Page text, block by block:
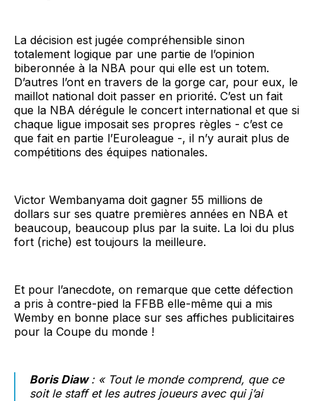
La décision est jugée compréhensible sinon
totalement logique par une partie de l’opinion
biberonnée à la NBA pour qui elle est un totem.
D’autres l’ont en travers de la gorge car, pour eux, le
maillot national doit passer en priorité. C’est un fait
que la NBA dérégule le concert international et que si
chaque ligue imposait ses propres règles - c’est ce
que fait en partie l’Euroleague -, il n’y aurait plus de
compétitions des équipes nationales.
Victor Wembanyama doit gagner 55 millions de
dollars sur ses quatre premières années en NBA et
beaucoup, beaucoup plus par la suite. La loi du plus
fort (riche) est toujours la meilleure.
Et pour l’anecdote, on remarque que cette défection
a pris à contre-pied la FFBB elle-même qui a mis
Wemby en bonne place sur ses affiches publicitaires
pour la Coupe du monde !
Boris Diaw: « Tout le monde comprend, que ce
soit le staff et les autres joueurs avec qui j’ai